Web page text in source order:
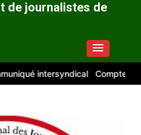
de journalistes de
intersyndical Compte-rendu